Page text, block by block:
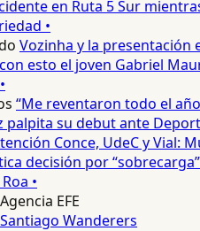
en Ruta 5 Sur
•
Vozinha y la presentación
esto el joven Gabriel
“Me reventaron todo el año
su debut ante
Conce, UdeC y Vial:
decisión por
•
Agencia EFE
Santiago Wanderers